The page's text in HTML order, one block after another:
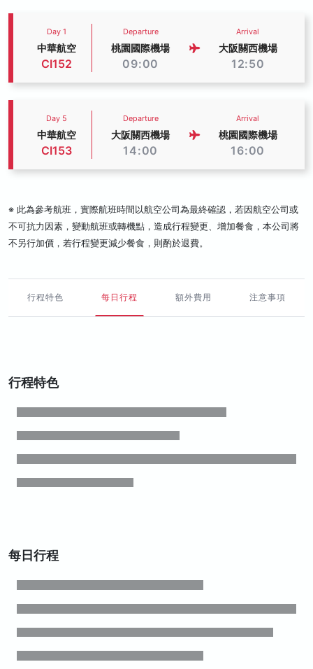
Day 1
中華航空
CI152
Departure
桃園國際機場
09:00
Arrival
大阪關西機場
12:50
Day 5
中華航空
CI153
Departure
大阪關西機場
14:00
Arrival
桃園國際機場
16:00
※ 此為參考航班，實際航班時間以航空公司為最終確認，若因航空公司或
不可抗力因素，變動航班或轉機點，造成行程變更、增加餐食，本公司將
不另行加價，若行程變更減少餐食，則酌於退費。
行程特色 每日行程 額外費用 注意事項
行程特色
每日行程